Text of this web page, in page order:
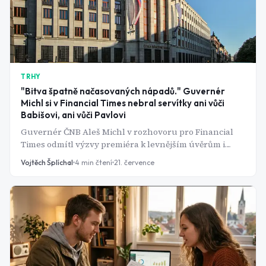
TRHY
"Bitva špatně načasovaných nápadů." Guvernér
Michl si v Financial Times nebral servítky ani vůči
Babišovi, ani vůči Pavlovi
Guvernér ČNB Aleš Michl v rozhovoru pro Financial
Times odmítl výzvy premiéra k levnějším úvěrům i
snahu prezidenta o rychlé přijetí eura. Podle jeho slov
jde o "bitvu špatně načasovaných nápadů".
Vojtěch Šplíchal 4 min čtení 21. července